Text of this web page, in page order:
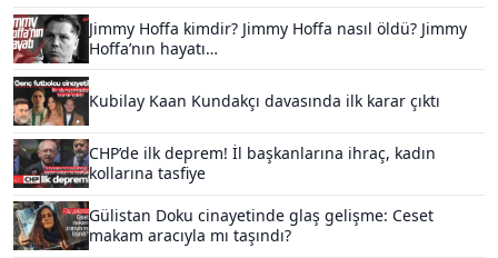
Jimmy Hoffa kimdir? Jimmy Hoffa nasıl öldü? Jimmy
Hoffa’nın hayatı…
Kubilay Kaan Kundakçı davasında ilk karar çıktı
CHP’de ilk deprem! İl başkanlarına ihraç, kadın
kollarına tasfiye
Gülistan Doku cinayetinde glaş gelişme: Ceset
makam aracıyla mı taşındı?